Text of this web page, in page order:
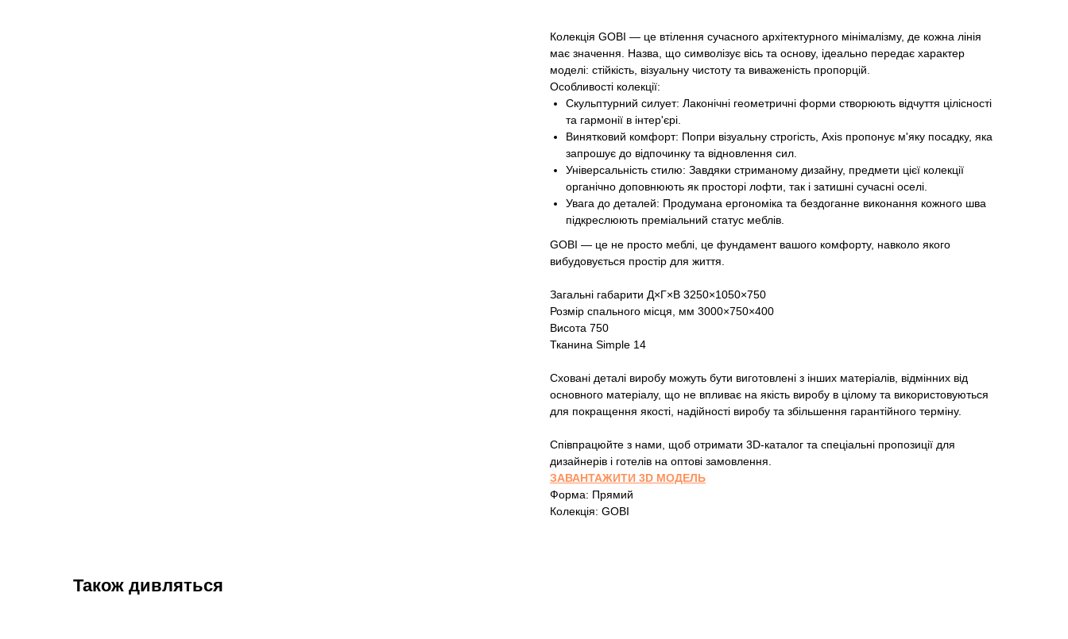
Колекція GOBI — це втілення сучасного архітектурного мінімалізму, де кожна лінія
має значення. Назва, що символізує вісь та основу, ідеально передає характер
моделі: стійкість, візуальну чистоту та виваженість пропорцій.
Особливості колекції:
Скульптурний силует: Лаконічні геометричні форми створюють відчуття цілісності
та гармонії в інтер'єрі.
Винятковий комфорт: Попри візуальну строгість, Axis пропонує м'яку посадку, яка
запрошує до відпочинку та відновлення сил.
Універсальність стилю: Завдяки стриманому дизайну, предмети цієї колекції
органічно доповнюють як просторі лофти, так і затишні сучасні оселі.
Увага до деталей: Продумана ергономіка та бездоганне виконання кожного шва
підкреслюють преміальний статус меблів.
GOBI — це не просто меблі, це фундамент вашого комфорту, навколо якого
вибудовується простір для життя.
Загальні габарити Д×Г×В 3250×1050×750
Розмір спального місця, мм 3000×750×400
Висота 750
Тканина Simple 14
Сховані деталі виробу можуть бути виготовлені з інших матеріалів, відмінних від
основного матеріалу, що не впливає на якість виробу в цілому та використовуються
для покращення якості, надійності виробу та збільшення гарантійного терміну.
Співпрацюйте з нами, щоб отримати 3D-каталог та спеціальні пропозиції для
дизайнерів і готелів на оптові замовлення.
ЗАВАНТАЖИТИ 3D МОДЕЛЬ
Форма: Прямий
Колекція: GOBI
Також дивляться